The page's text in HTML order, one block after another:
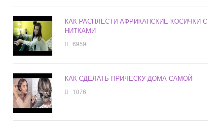
КАК РАСПЛЕСТИ АФРИКАНСКИЕ КОСИЧКИ С
НИТКАМИ
6959
КАК СДЕЛАТЬ ПРИЧЕСКУ ДОМА САМОЙ
1076